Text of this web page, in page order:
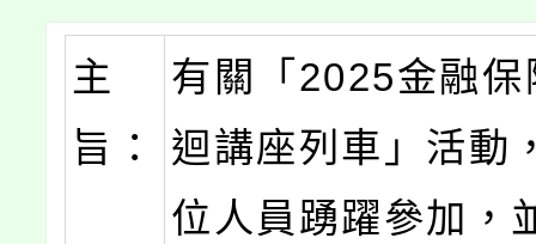
主
旨：
有關「2025金融保
迴講座列車」活動
位人員踴躍參加，